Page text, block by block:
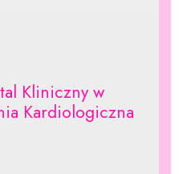
Kliniczny w
Kardiologiczna